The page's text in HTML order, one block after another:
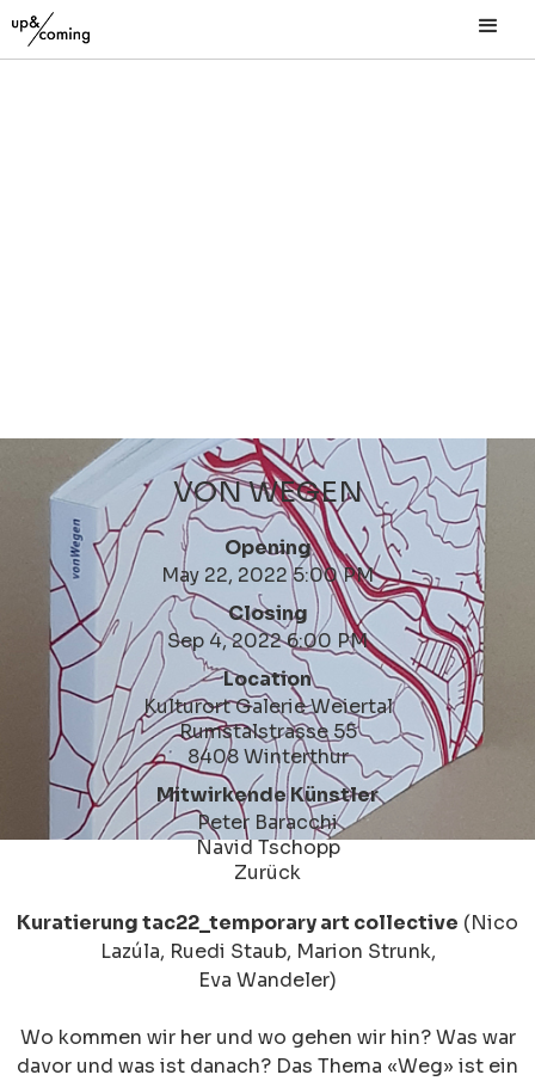
VON WEGEN
Opening
May 22, 2022 5:00 PM
Closing
Sep 4, 2022 6:00 PM
Location
Kulturort Galerie Weiertal
Rumstalstrasse 55
8408 Winterthur
Mitwirkende Künstler
Peter Baracchi
Navid Tschopp
Zurück
Kuratierung tac22_temporary art collective (Nico
Lazúla, Ruedi Staub, Marion Strunk,
Eva Wandeler)
Wo kommen wir her und wo gehen wir hin? Was war
davor und was ist danach? Das Thema «Weg» ist ein